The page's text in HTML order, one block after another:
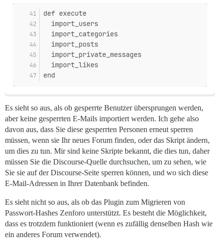
def execute
  import_users
  import_categories
  import_posts
  import_private_messages
  import_likes
end
Es sieht so aus, als ob gesperrte Benutzer übersprungen werden,
aber keine gesperrten E-Mails importiert werden. Ich gehe also
davon aus, dass Sie diese gesperrten Personen erneut sperren
müssen, wenn sie Ihr neues Forum finden, oder das Skript ändern,
um dies zu tun. Mir sind keine Skripte bekannt, die dies tun, daher
müssen Sie die Discourse-Quelle durchsuchen, um zu sehen, wie
Sie sie auf der Discourse-Seite sperren können, und wo sich diese
E-Mail-Adressen in Ihrer Datenbank befinden.
Es sieht nicht so aus, als ob das Plugin zum Migrieren von
Passwort-Hashes Zenforo unterstützt. Es besteht die Möglichkeit,
dass es trotzdem funktioniert (wenn es zufällig denselben Hash wie
ein anderes Forum verwendet).